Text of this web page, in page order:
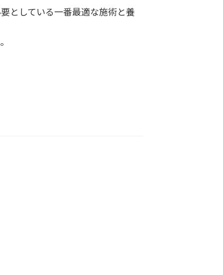
としている一番最適な施術と養